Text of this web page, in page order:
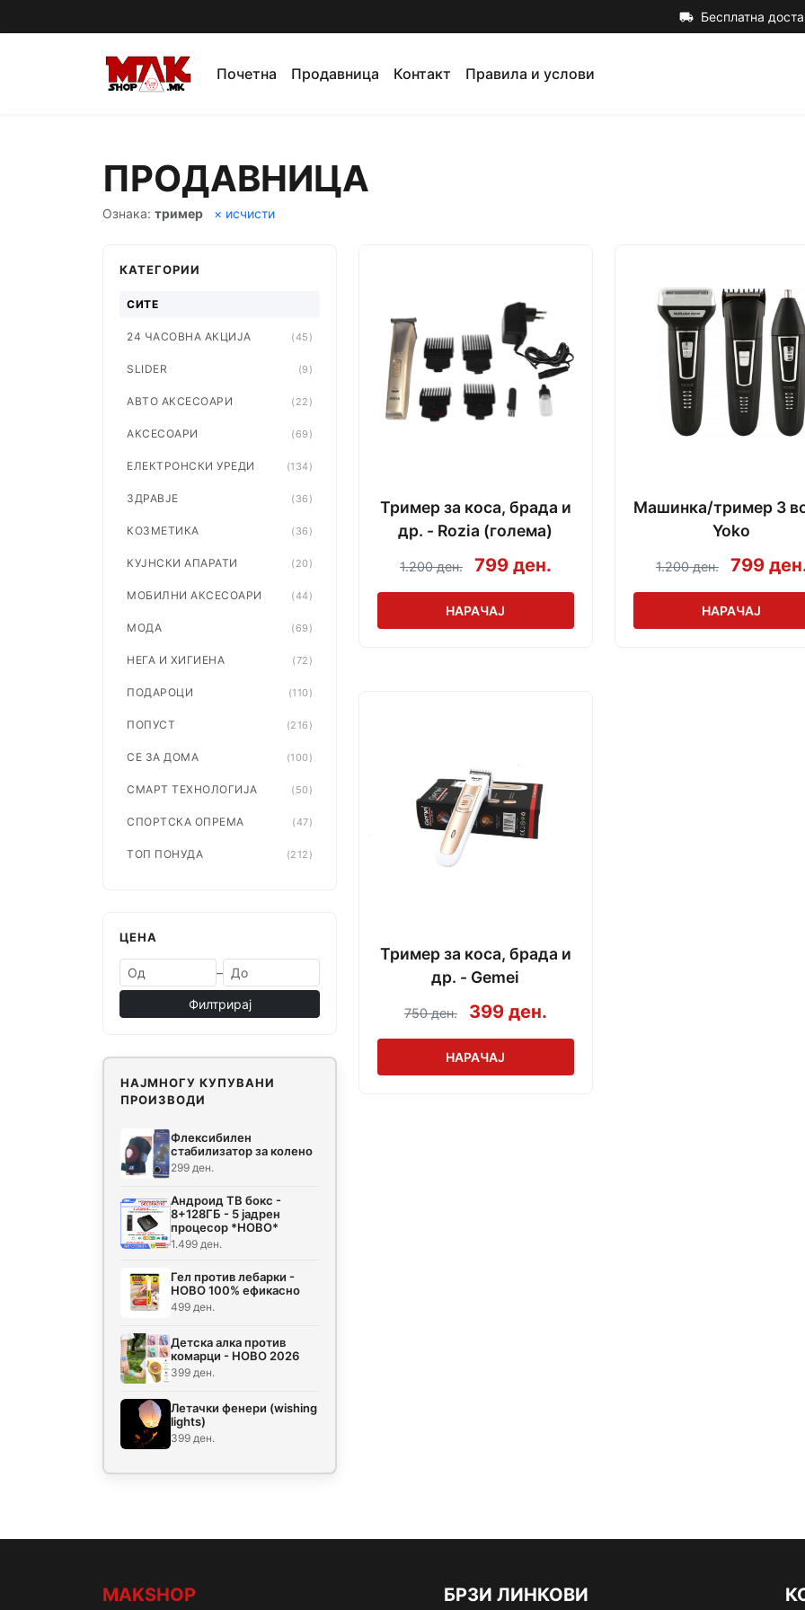
local_shipping Бесплатна
Почетна Продавница Контакт Правила и услови
ПРОДАВНИЦА
Ознака: тример × исчисти
КАТЕГОРИИ
СИТЕ
24 ЧАСОВНА АКЦИЈА (45)
SLIDER (9)
АВТО АКСЕСОАРИ (22)
АКСЕСОАРИ (69)
ЕЛЕКТРОНСКИ УРЕДИ (134)
ЗДРАВЈЕ (36)
КОЗМЕТИКА (36)
КУЈНСКИ АПАРАТИ (20)
МОБИЛНИ АКСЕСОАРИ (44)
МОДА (69)
НЕГА И ХИГИЕНА (72)
ПОДАРОЦИ (110)
ПОПУСТ (216)
СЕ ЗА ДОМА (100)
СМАРТ ТЕХНОЛОГИЈА (50)
СПОРТСКА ОПРЕМА (47)
ТОП ПОНУДА (212)
ЦЕНА
–
Филтрирај
НАЈМНОГУ КУПУВАНИ
ПРОИЗВОДИ
Флексибилен
стабилизатор за колено
299 ден.
Андроид ТВ бокс -
8+128ГБ - 5 јадрен
процесор *НОВО*
1.499 ден.
Гел против лебарки -
НОВО 100% ефикасно
499 ден.
Детска алка против
комарци - НОВО 2026
399 ден.
Летачки фенери (wishing
lights)
399 ден.
Тример за коса, брада и
др. - Rozia (голема)
1.200 ден. 799 ден.
НАРАЧАЈ
Машинка/тример 3
Yoko
1.200 ден. 799
НАРАЧАЈ
Тример за коса, брада и
др. - Gemei
750 ден. 399 ден.
НАРАЧАЈ
MAKSHOP БРЗИ ЛИНКОВИ